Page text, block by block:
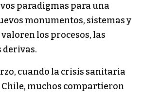
paradigmas para una
monumentos, sistemas y
valoren los procesos, las
derivas.
cuando la crisis sanitaria
Chile, muchos compartieron